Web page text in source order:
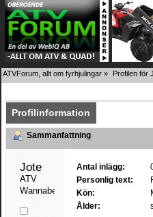
ATVForum, allt om fyrhjulingar » Profilen för
Profilinformation
Sammanfattning
Jote
ATV
Wannabe
Antal inlägg:
Personlig text:
Kön:
Ålder: